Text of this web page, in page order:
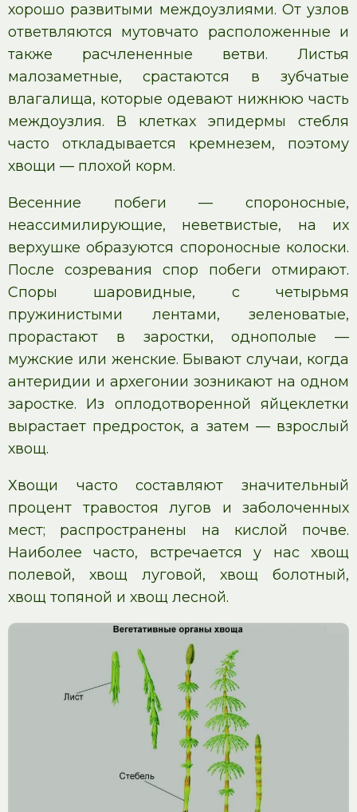
хорошо развитыми междоузлиями. От узлов
ответвляются мутовчато расположенные и
также расчлененные ветви. Листья
малозаметные, срастаются в зубчатые
влагалища, которые одевают нижнюю часть
междоузлия. В клетках эпидермы стебля
часто откладывается кремнезем, поэтому
хвощи — плохой корм.
Весенние побеги — спороносные,
неассимилирующие, неветвистые, на их
верхушке образуются спороносные колоски.
После созревания спор побеги отмирают.
Споры шаровидные, с четырьмя
пружинистыми лентами, зеленоватые,
прорастают в заростки, однополые —
мужские или женские. Бывают случаи, когда
антеридии и архегонии зозникают на одном
заростке. Из оплодотворенной яйцеклетки
вырастает предросток, а затем — взрослый
хвощ.
Хвощи часто составляют значительный
процент травостоя лугов и заболоченных
мест; распространены на кислой почве.
Наиболее часто, встречается у нас хвощ
полевой, хвощ луговой, хвощ болотный,
хвощ топяной и хвощ лесной.